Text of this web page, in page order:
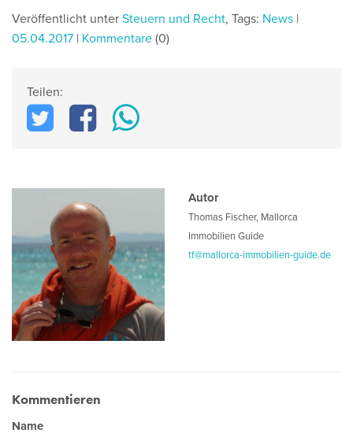
Veröffentlicht unter Steuern und Recht, Tags: News |
05.04.2017 | Kommentare (0)
Teilen:
Autor
Thomas Fischer, Mallorca
Immobilien Guide
tf@mallorca-immobilien-guide.de
Kommentieren
Name